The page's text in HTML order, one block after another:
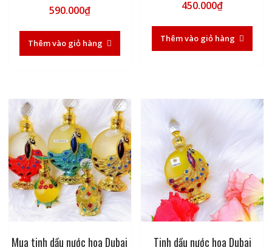
5.00
5 sao
590.000₫
Thêm vào giỏ hàng
450.000₫
Thêm vào giỏ hàng
Mua tinh dầu nước hoa Dubai Tinh dầu nước hoa Dubai